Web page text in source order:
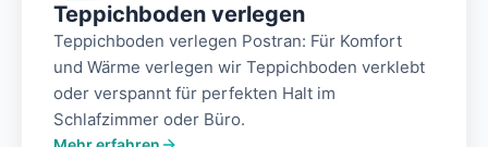
Teppichboden verlegen
Teppichboden verlegen Postran: Für Komfort
und Wärme verlegen wir Teppichboden verklebt
oder verspannt für perfekten Halt im
Schlafzimmer oder Büro.